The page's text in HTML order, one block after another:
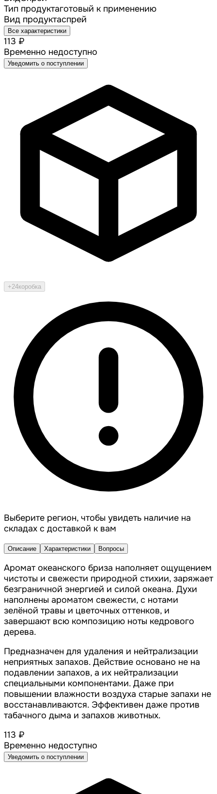
Тип продуктаготовый к применению
Вид продуктаспрей
Все характеристики
113 ₽
Временно недоступно
Уведомить о поступлении
+24коробка
Выберите регион, чтобы увидеть наличие на
складах с доставкой к вам
Описание Характеристики Вопросы
Аромат океанского бриза наполняет ощущением
чистоты и свежести природной стихии, заряжает
безграничной энергией и силой океана. Духи
наполнены ароматом свежести, с нотами
зелёной травы и цветочных оттенков, и
завершают всю композицию ноты кедрового
дерева.
Предназначен для удаления и нейтрализации
неприятных запахов. Действие основано не на
подавлении запахов, а их нейтрализации
специальными компонентами. Даже при
повышении влажности воздуха старые запахи не
восстанавливаются. Эффективен даже против
табачного дыма и запахов животных.
113 ₽
Временно недоступно
Уведомить о поступлении